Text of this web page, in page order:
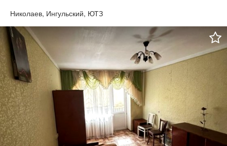
Николаев, Ингульский, ЮТЗ